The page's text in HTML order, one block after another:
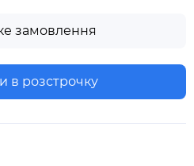
замовлення
в розстрочку